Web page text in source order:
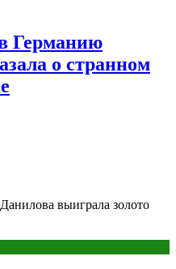
Германию
о странном
выиграла золото